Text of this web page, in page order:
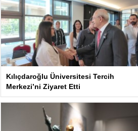
Kılıçdaroğlu Üniversitesi Tercih
Merkezi’ni Ziyaret Etti